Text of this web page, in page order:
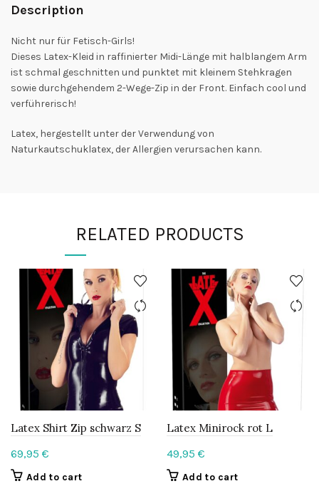
Description
Nicht nur für Fetisch-Girls!
Dieses Latex-Kleid in raffinierter Midi-Länge mit halblangem Arm
ist schmal geschnitten und punktet mit kleinem Stehkragen
sowie durchgehendem 2-Wege-Zip in der Front. Einfach cool und
verführerisch!
Latex, hergestellt unter der Verwendung von
Naturkautschuklatex, der Allergien verursachen kann.
RELATED PRODUCTS
Latex Shirt Zip schwarz S
69,95 €
Add to cart
Latex Minirock rot L
49,95 €
Add to cart